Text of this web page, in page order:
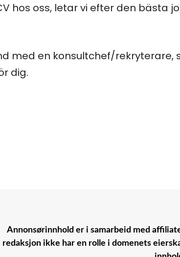
hos oss, letar vi efter den bästa
med en konsultchef/
dig.
Annonsørinnhold er i samarbeid med
redaksjon ikke har en rolle i domenets